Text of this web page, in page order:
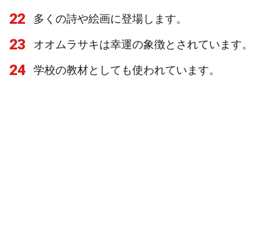
22 多くの詩や絵画に登場します。
23 オオムラサキは幸運の象徴とされています。
24 学校の教材としても使われています。